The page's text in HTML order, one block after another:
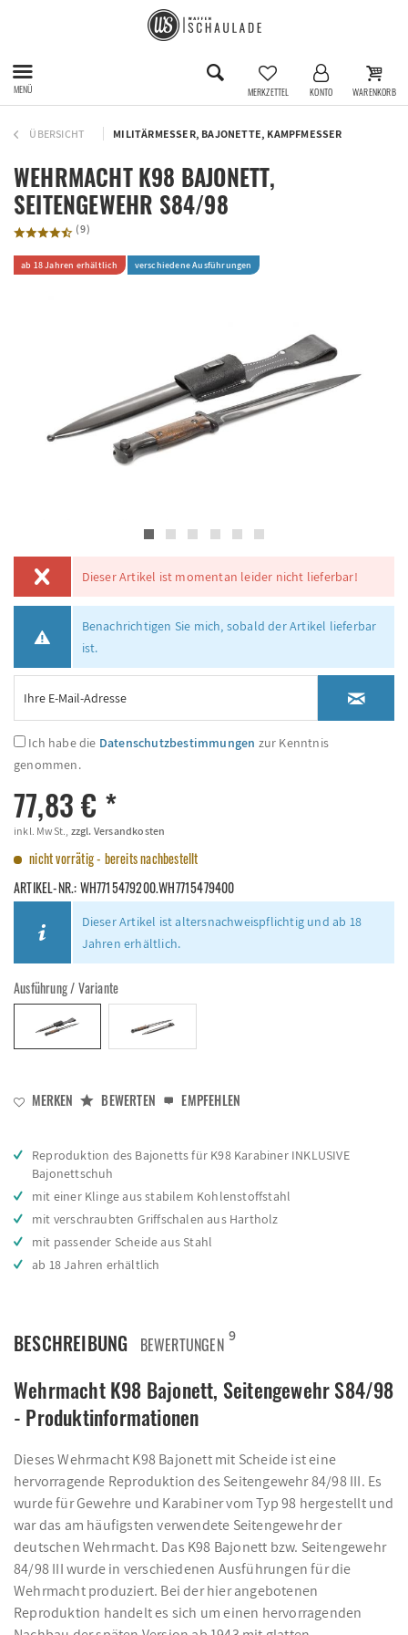
MENÜ MERKZETTEL KONTO WARENKORB
ÜBERSICHT MILITÄRMESSER, BAJONETTE, KAMPFMESSER
WEHRMACHT K98 BAJONETT,
SEITENGEWEHR S84/98
(9)
ab 18 Jahren erhältlich verschiedene Ausführungen
Dieser Artikel ist momentan leider nicht lieferbar!
Benachrichtigen Sie mich, sobald der Artikel lieferbar
ist.
Ich habe die Datenschutzbestimmungen zur Kenntnis
genommen.
77,83 € *
inkl. MwSt., zzgl. Versandkosten
nicht vorrätig - bereits nachbestellt
ARTIKEL-NR.:WH7715479200.WH7715479400
Dieser Artikel ist altersnachweispflichtig und ab 18
Jahren erhältlich.
Ausführung / Variante
MERKEN BEWERTEN EMPFEHLEN
Reproduktion des Bajonetts für K98 Karabiner INKLUSIVE
Bajonettschuh
mit einer Klinge aus stabilem Kohlenstoffstahl
mit verschraubten Griffschalen aus Hartholz
mit passender Scheide aus Stahl
ab 18 Jahren erhältlich
BESCHREIBUNG BEWERTUNGEN 9
Wehrmacht K98 Bajonett, Seitengewehr S84/98
- Produktinformationen
Dieses Wehrmacht K98 Bajonett mit Scheide ist eine
hervorragende Reproduktion des Seitengewehr 84/98 III. Es
wurde für Gewehre und Karabiner vom Typ 98 hergestellt und
war das am häufigsten verwendete Seitengewehr der
deutschen Wehrmacht. Das K98 Bajonett bzw. Seitengewehr
84/98 III wurde in verschiedenen Ausführungen für die
Wehrmacht produziert. Bei der hier angebotenen
Reproduktion handelt es sich um einen hervorragenden